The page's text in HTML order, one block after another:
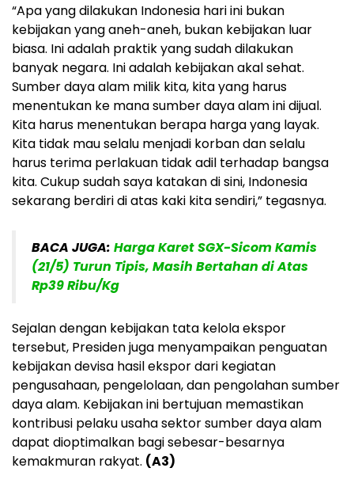
“Apa yang dilakukan Indonesia hari ini bukan
kebijakan yang aneh-aneh, bukan kebijakan luar
biasa. Ini adalah praktik yang sudah dilakukan
banyak negara. Ini adalah kebijakan akal sehat.
Sumber daya alam milik kita, kita yang harus
menentukan ke mana sumber daya alam ini dijual.
Kita harus menentukan berapa harga yang layak.
Kita tidak mau selalu menjadi korban dan selalu
harus terima perlakuan tidak adil terhadap bangsa
kita. Cukup sudah saya katakan di sini, Indonesia
sekarang berdiri di atas kaki kita sendiri,” tegasnya.
BACA JUGA: Harga Karet SGX-Sicom Kamis
(21/5) Turun Tipis, Masih Bertahan di Atas
Rp39 Ribu/Kg
Sejalan dengan kebijakan tata kelola ekspor
tersebut, Presiden juga menyampaikan penguatan
kebijakan devisa hasil ekspor dari kegiatan
pengusahaan, pengelolaan, dan pengolahan sumber
daya alam. Kebijakan ini bertujuan memastikan
kontribusi pelaku usaha sektor sumber daya alam
dapat dioptimalkan bagi sebesar-besarnya
kemakmuran rakyat. (A3)